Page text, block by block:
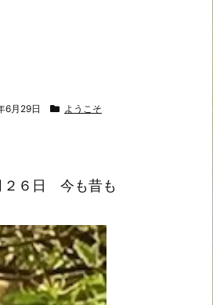
6月29日 ようこそ
６日 今も昔も